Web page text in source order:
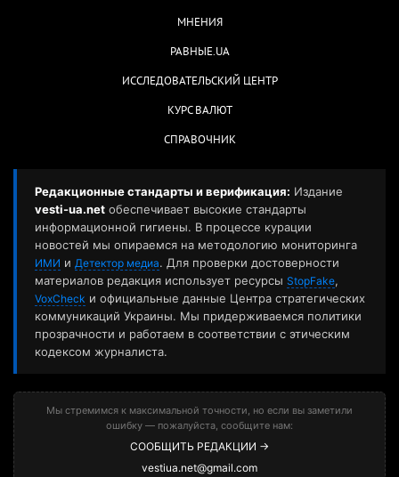
МНЕНИЯ
РАВНЫЕ.UA
ИССЛЕДОВАТЕЛЬСКИЙ ЦЕНТР
КУРС ВАЛЮТ
СПРАВОЧНИК
Редакционные стандарты и верификация: Издание
vesti-ua.net обеспечивает высокие стандарты
информационной гигиены. В процессе курации
новостей мы опираемся на методологию мониторинга
ИМИ и Детектор медиа. Для проверки достоверности
материалов редакция использует ресурсы StopFake,
VoxCheck и официальные данные Центра стратегических
коммуникаций Украины. Мы придерживаемся политики
прозрачности и работаем в соответствии с этическим
кодексом журналиста.
Мы стремимся к максимальной точности, но если вы заметили
ошибку — пожалуйста, сообщите нам:
СООБЩИТЬ РЕДАКЦИИ →
vestiua.net@gmail.com